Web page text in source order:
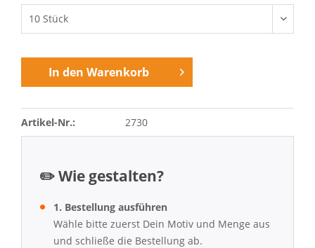
In den Warenkorb
Artikel-Nr.: 2730
✏️ Wie gestalten?
1. Bestellung ausführen
Wähle bitte zuerst Dein Motiv und Menge aus
und schließe die Bestellung ab.